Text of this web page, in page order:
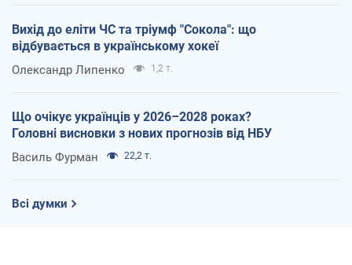
Вихід до еліти ЧС та тріумф "Сокола": що
відбувається в українському хокеї
Олександр Липенко 1,2 т.
Що очікує українців у 2026–2028 роках?
Головні висновки з нових прогнозів від НБУ
Василь Фурман 22,2 т.
Всі думки